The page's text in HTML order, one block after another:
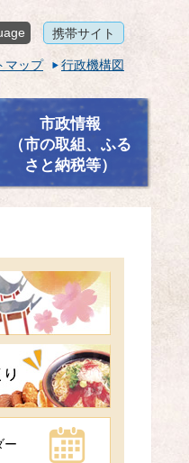
携帯サイト
マップ 行政機構図
市政情報
（市の取組、ふる
さと納税等）
ー